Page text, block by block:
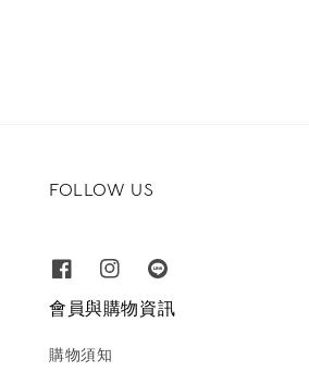
FOLLOW US
會員與購物資訊
購物須知